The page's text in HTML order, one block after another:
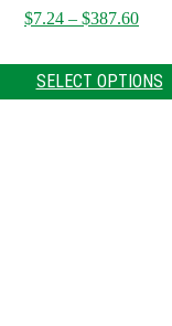
$7.24 – $387.60
SELECT OPTIONS